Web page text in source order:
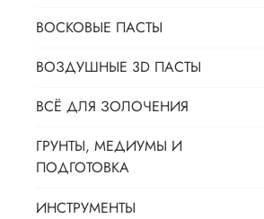
ВОСКОВЫЕ ПАСТЫ
ВОЗДУШНЫЕ 3D ПАСТЫ
ВСЁ ДЛЯ ЗОЛОЧЕНИЯ
ГРУНТЫ, МЕДИУМЫ И
ПОДГОТОВКА
ИНСТРУМЕНТЫ